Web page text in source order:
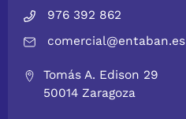
976 392 862
comercial@entaban.es
Tomás A. Edison 29
50014 Zaragoza